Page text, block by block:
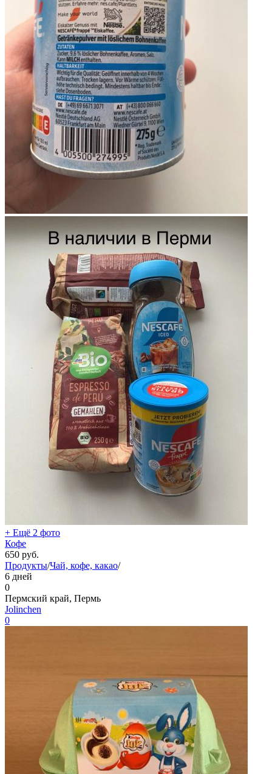
+ Ещё 2 фото
Кофе
650 руб.
Продукты/Чай, кофе, какао/
6 дней
0
Пермский край, Пермь
Jolinchen
0